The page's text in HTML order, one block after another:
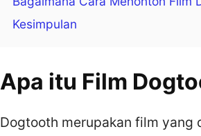
Kesimpulan
Apa itu Film
Dogtooth merupakan film yang